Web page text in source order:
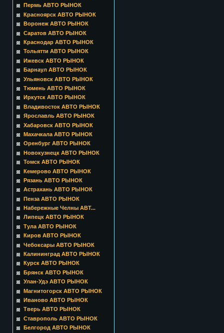
Пермь АВТО РЫНОК
Красноярск АВТО РЫНОК
Воронеж АВТО РЫНОК
Саратов АВТО РЫНОК
Краснодар АВТО РЫНОК
Тольятти АВТО РЫНОК
Ижевск АВТО РЫНОК
Барнаул АВТО РЫНОК
Ульяновск АВТО РЫНОК
Тюмень АВТО РЫНОК
Иркутск АВТО РЫНОК
Владивосток АВТО РЫНОК
Ярославль АВТО РЫНОК
Хабаровск АВТО РЫНОК
Махачкала АВТО РЫНОК
Оренбург АВТО РЫНОК
Новокузнецк АВТО РЫНОК
Томск АВТО РЫНОК
Кемерово АВТО РЫНОК
Рязань АВТО РЫНОК
Астрахань АВТО РЫНОК
Пенза АВТО РЫНОК
Набережные Челны АВТ...
Липецк АВТО РЫНОК
Тула АВТО РЫНОК
Киров АВТО РЫНОК
Чебоксары АВТО РЫНОК
Калининград АВТО РЫНОК
Курск АВТО РЫНОК
Брянск АВТО РЫНОК
Улан-Удэ АВТО РЫНОК
Магнитогорск АВТО РЫНОК
Иваново АВТО РЫНОК
Тверь АВТО РЫНОК
Ставрополь АВТО РЫНОК
Белгород АВТО РЫНОК